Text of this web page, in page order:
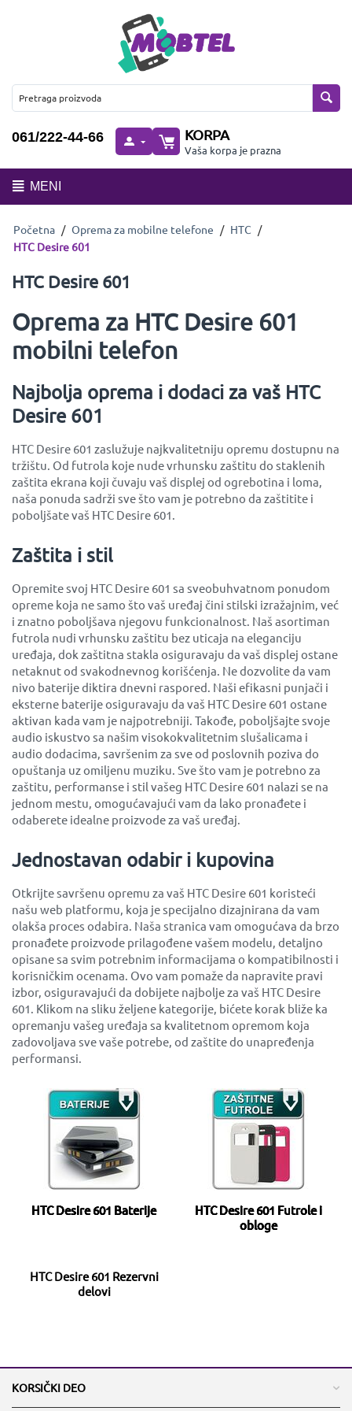
061/222-44-66 KORPA
Vaša korpa je prazna
MENI
Početna / Oprema za mobilne telefone / HTC /
HTC Desire 601
HTC Desire 601
Oprema za HTC Desire 601
mobilni telefon
Najbolja oprema i dodaci za vaš HTC
Desire 601
HTC Desire 601 zaslužuje najkvalitetniju opremu dostupnu na
tržištu. Od futrola koje nude vrhunsku zaštitu do staklenih
zaštita ekrana koji čuvaju vaš displej od ogrebotina i loma,
naša ponuda sadrži sve što vam je potrebno da zaštitite i
poboljšate vaš HTC Desire 601.
Zaštita i stil
Opremite svoj HTC Desire 601 sa sveobuhvatnom ponudom
opreme koja ne samo što vaš uređaj čini stilski izražajnim, već
i znatno poboljšava njegovu funkcionalnost. Naš asortiman
futrola nudi vrhunsku zaštitu bez uticaja na eleganciju
uređaja, dok zaštitna stakla osiguravaju da vaš displej ostane
netaknut od svakodnevnog korišćenja. Ne dozvolite da vam
nivo baterije diktira dnevni raspored. Naši efikasni punjači i
eksterne baterije osiguravaju da vaš HTC Desire 601 ostane
aktivan kada vam je najpotrebniji. Takođe, poboljšajte svoje
audio iskustvo sa našim visokokvalitetnim slušalicama i
audio dodacima, savršenim za sve od poslovnih poziva do
opuštanja uz omiljenu muziku. Sve što vam je potrebno za
zaštitu, performanse i stil vašeg HTC Desire 601 nalazi se na
jednom mestu, omogućavajući vam da lako pronađete i
odaberete idealne proizvode za vaš uređaj.
Jednostavan odabir i kupovina
Otkrijte savršenu opremu za vaš HTC Desire 601 koristeći
našu web platformu, koja je specijalno dizajnirana da vam
olakša proces odabira. Naša stranica vam omogućava da brzo
pronađete proizvode prilagođene vašem modelu, detaljno
opisane sa svim potrebnim informacijama o kompatibilnosti i
korisničkim ocenama. Ovo vam pomaže da napravite pravi
izbor, osiguravajući da dobijete najbolje za vaš HTC Desire
601. Klikom na sliku željene kategorije, bićete korak bliže ka
opremanju vašeg uređaja sa kvalitetnom opremom koja
zadovoljava sve vaše potrebe, od zaštite do unapređenja
performansi.
HTC Desire 601 Baterije
HTC Desire 601 Futrole i
obloge
HTC Desire 601 Rezervni
delovi
KORSIČKI DEO